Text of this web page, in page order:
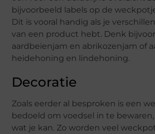
bijvoorbeeld labels op de
Dit is vooral handig als je
van een product hebt. Denk
aardbeienjam en abrikozenjam of
heidehoning en lindehoning.
Decoratie
Zoals eerder al besproken is een
bedoeld om voedsel in te
wat je kan. Zo worden veel